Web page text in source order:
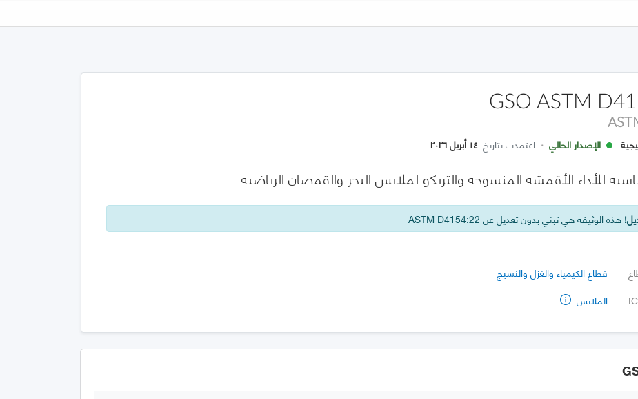
GSO ASTM
الإصدار الحالي · اعتمدت بتاريخ ١٤ أبريل ٢٠٢٦
للأداء الأقمشة المنسوجة والتريكو لملابس البحر والقمصان الرياضية
هذه الوثيقة هي تبني بدون تعديل عن ASTM D4154:22
قطاع الكيمياء والغزل والنسيج
الملابس